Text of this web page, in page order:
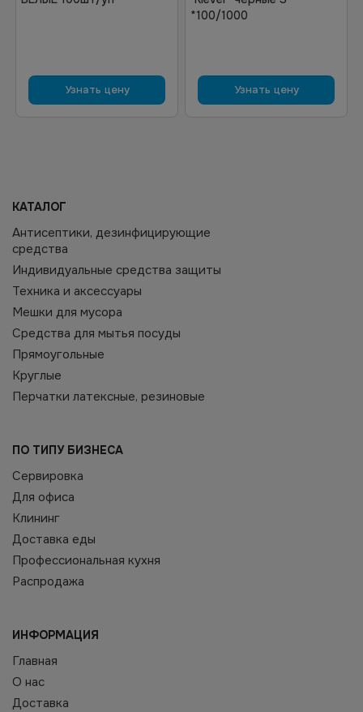
Узнать цену
*100/1000
Узнать цену
КАТАЛОГ
Антисептики, дезинфицирующие
средства
Индивидуальные средства защиты
Техника и аксессуары
Мешки для мусора
Средства для мытья посуды
Прямоугольные
Круглые
Перчатки латексные, резиновые
ПО ТИПУ БИЗНЕСА
Сервировка
Для офиса
Клининг
Доставка еды
Профессиональная кухня
Распродажа
ИНФОРМАЦИЯ
Главная
О нас
Доставка